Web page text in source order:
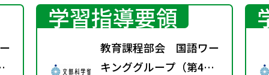
学習指導要領
教育課程部会 国語ワー
キンググループ（第4